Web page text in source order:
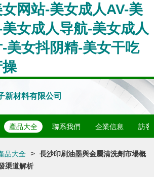
网站-美女成人AV-美
女成人导航-美女成人
美女抖阴精-美女干吃
新材料有限公司
產品大全 聯系我們 企業信息 訪客
品大全 > 長沙印刷油墨與金屬清洗劑市場概
渠道解析